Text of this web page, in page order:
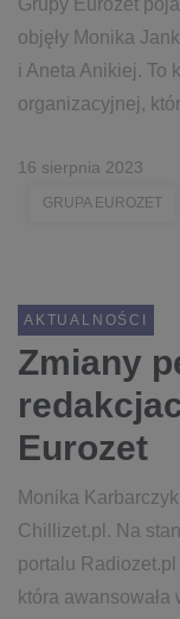
Grupy Eurozet
objęły Monika
i Aneta Anikiej. To
organizacyjnej,
16 sierpnia 2023
GRUPA EUROZET
AKTUALNOŚCI
Zmiany
Eurozet
Monika
Chillizet.pl. Na
portalu Radiozet.pl
która